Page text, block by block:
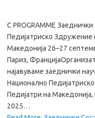
C PROGRAMME
Педијатриско Здружение
Македонија 26–27
Париз,
најавуваме заеднички
Национално
Педијатри на
2025…